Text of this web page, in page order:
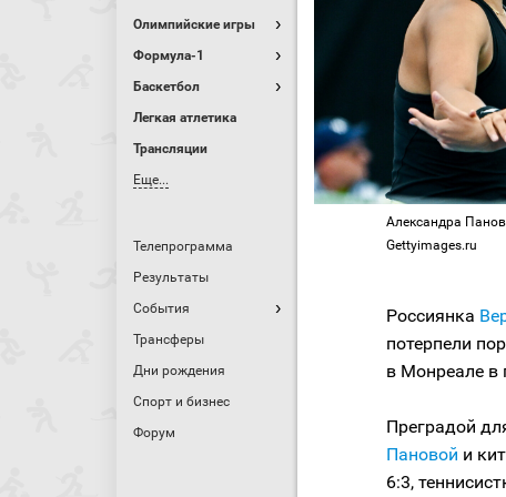
Олимпийские игры
Формула-1
Баскетбол
Легкая атлетика
Трансляции
Еще...
Телепрограмма
Результаты
События
Трансферы
Дни рождения
Спорт и бизнес
Форум
Александра
Gettyimages.ru
Россиянка
потерпели
в Монреале в
Преградой
Пановой и
6:3,